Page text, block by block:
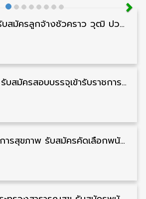
กรมสรรพากร รับสมัครลูกจ้างชั่วคราว วุฒิ ปวช./ป.ตรี 138 อัตรา รับสมัคร 17 – 31 สิงหาคม
กรมควบคุมโรค รับสมัครสอบบรรจุเข้ารับราชการ วุฒิ ปวส./ป.ตรี 17 อัตรา รับสมัคร 17 สิงหาคม – 4 กันยายน
กรมสนับสนุนบริการสุขภาพ รับสมัครคัดเลือกพนักงานราชการ วุฒิ ปวส./ป.ตรี 13 อัตรา รับสมัคร 11 – 20 สิงหาคม